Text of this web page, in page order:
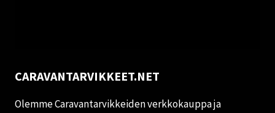
CARAVANTARVIKKEET.NET
Olemme Caravantarvikkeiden verkkokauppa ja